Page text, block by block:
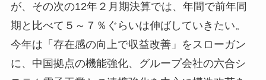
が、その次の12年２月期決算では、年間で前年同
期と比べて５～７％ぐらいは伸ばしていきたい。
今年は「存在感の向上で収益改善」をスローガン
に、中国拠点の機能強化、グループ会社の六合シ